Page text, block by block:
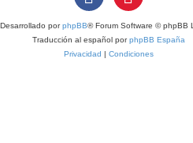
Desarrollado porphpBB® Forum Software © phpBB
Traducción al español porphpBB España
Privacidad | Condiciones